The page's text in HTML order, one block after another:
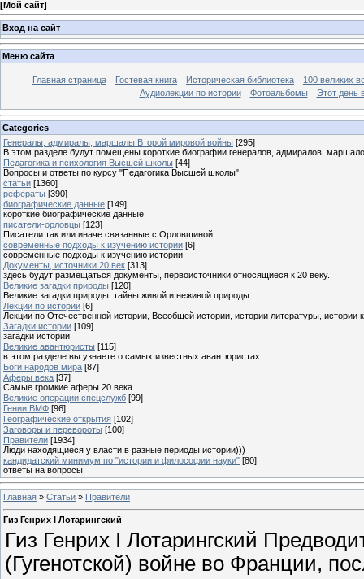
[Мой сайт]
Вход на сайт
Меню сайта
Главная страница Гостевая книга Историческая библиотека
100 великих
Аудиолекции по истории
Фотоальбомы Этот день
Categories
Генералы, адмиралы, маршалы Второй мировой войны [295]
В этом разделе будут помещены короткие биографии генералов, адмиралов,
Педагогика и психология Высшей школы [44]
Вопросы и ответы по курсу "Педагогика Высшей школы"
статьи [1360]
рефераты [390]
биографические данные [149]
короткие биографические данные
писатели-орловцы [123]
Писатели так или иначе связанные с Орловщиной
современные подходы к изучению истории [6]
современные подходы к изучению истории
Документы, источники 20 век [313]
здесь будут размещаться документы, первоисточники относящиеся к 20 веку.
Великие загадки природы [120]
Великие загадки природы: тайны живой и неживой природы
Лекции по истории [6]
Лекции по Отечественной истории, Всеобщей истории, истории литературы, истории
Загадки истории [109]
загадки истории
Великие авантюристы [115]
в этом разделе вы узнаете о самых известных авантюристах
Боги народов мира [87]
Аферы века [37]
Самые громкие аферы 20 века
Великие операции спецслужб [99]
Гении ВМФ [96]
Географические открытия [102]
Заговоры и перевороты [100]
Правители [1934]
Люди находящиеся у власти в разные периоды истории)))
кандидатский минимум по "истории и философии науки" [80]
ответы на вопросы
Главная » Статьи » Правители
Гиз Генрих I Лотарингский
Гиз Генрих I Лотарингский
(Гугенотской) войне во Франции,